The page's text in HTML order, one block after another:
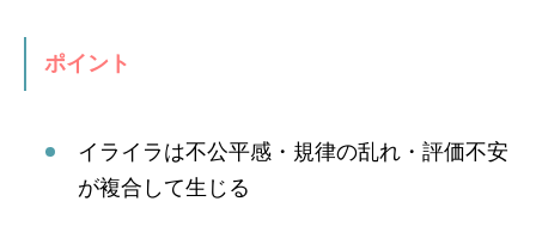
ポイント
イライラは不公平感・規律の乱れ・評価不安
が複合して生じる